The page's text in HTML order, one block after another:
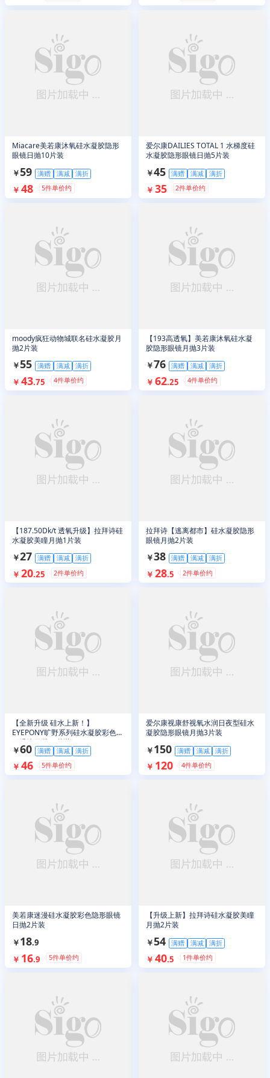
Miacare美若康沐氧硅水凝胶隐形
眼镜日抛10片装
￥59 满赠 满减 满折
￥ 48 5件单价约
爱尔康DAILIES TOTAL 1 水梯度硅
水凝胶隐形眼镜日抛5片装
￥45 满赠 满减 满折
￥ 35 2件单价约
moody疯狂动物城联名硅水凝胶月
抛2片装
￥55 满赠 满减 满折
￥ 43.75 4件单价约
【193高透氧】美若康沐氧硅水凝
胶隐形眼镜月抛3片装
￥76 满赠 满减 满折
￥ 62.25 4件单价约
【187.50Dk/t 透氧升级】拉拜诗硅
水凝胶美瞳月抛1片装
￥27 满赠 满减 满折
￥ 20.25 2件单价约
拉拜诗【逃离都市】硅水凝胶隐形
眼镜月抛2片装
￥38 满赠 满减 满折
￥ 28.5 2件单价约
【全新升级 硅水上新！】
EYEPONY旷野系列硅水凝胶彩色隐
形眼镜日抛10片装
￥60 满赠 满减 满折
￥ 46 5件单价约
爱尔康视康舒视氧水润日夜型硅水
凝胶隐形眼镜月抛3片装
￥150 满赠 满减 满折
￥ 120 4件单价约
美若康迷漫硅水凝胶彩色隐形眼镜
日抛2片装
￥18.9
￥ 16.9 5件单价约
【升级上新】拉拜诗硅水凝胶美瞳
月抛2片装
￥54 满赠 满减 满折
￥ 40.5 1件单价约